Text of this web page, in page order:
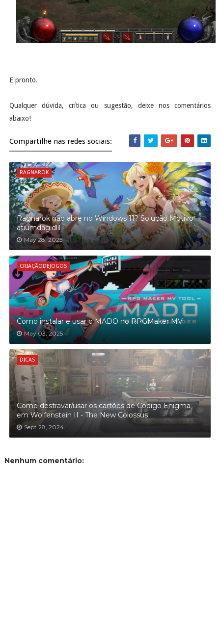
E pronto.
Qualquer dúvida, crítica ou sugestão, deixe nos comentários
abaixo!
Compartilhe nas redes sociais:
RAGNAROK
Ragnarok não abre no Windows 11? Solução Motivo
atiumdag.dlll
May 28, 2025
CRIAÇÃODEJOGOS
Como instalar e usar o MADO no RPGMaker MV
May 03, 2025
DICAS
Como destravar/usar os cartões de Código Enigma
em Wolfenstein II - The New Colossus
Sept 28, 2024
Nenhum comentário: